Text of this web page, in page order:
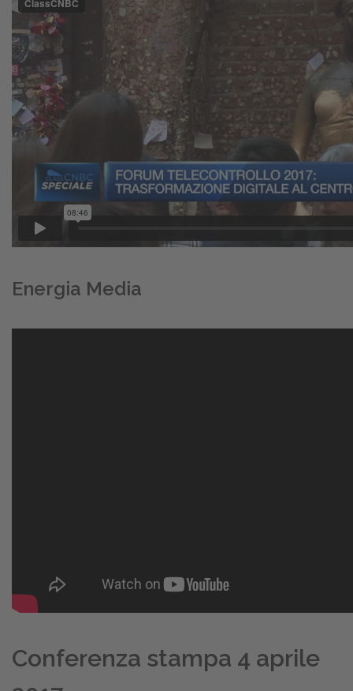
Energia Media
Conferenza stampa 4 aprile